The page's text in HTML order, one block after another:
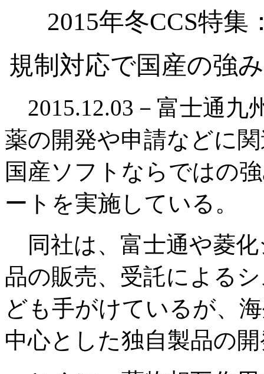
2015年冬CCS特
規制対応で国産の強
2015.12.03－富士通九
薬の開発や申請などに
国産ソフトならではの
ートを実施している。
同社は、富士通や菱化
品の販売、受託による
ども手がけているが、
中心とした独自製品の